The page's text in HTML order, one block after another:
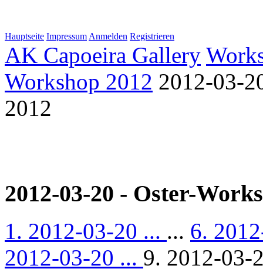
Hauptseite Impressum Anmelden Registrieren
AK Capoeira Gallery
Workshop 2012 2012-03-
2012
2012-03-20 - Oster-
1. 2012-03-20 ... ... 6.
2012-03-20 ... 9. 2012-03-